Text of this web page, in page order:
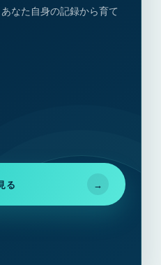
なた自身の記録から育て
る →